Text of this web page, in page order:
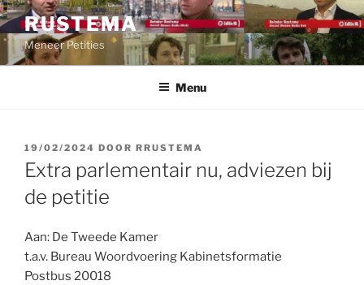
Ga
naar
inhoud
RUSTEMA
Meneer Petities
Menu
GEPLAATST
OP
19/02/2024 DOOR RRUSTEMA
Extra parlementair nu, adviezen bij
de petitie
Aan: De Tweede Kamer
t.a.v. Bureau Woordvoering Kabinetsformatie
Postbus 20018